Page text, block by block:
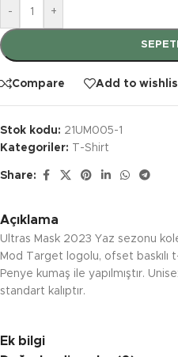
- +
Compare Add to
Stok kodu: 21UM005-1
Kategoriler:
T-Shirt
Share:
Açıklama
Ultras Mask 2023 Yaz sezonu
Mod Target logolu, ofset baskılı
Penye kumaş ile yapılmıştır.
standart kalıptır.
Ek bilgi